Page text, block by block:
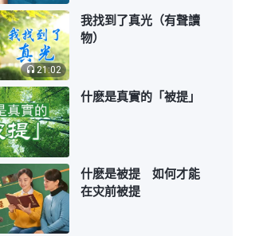
21:02
我找到了真光（有聲讀
物）
什麽是真實的「被提」
什麽是被提 如何才能
在灾前被提